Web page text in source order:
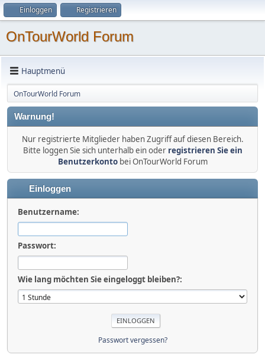
Einloggen Registrieren
OnTourWorld Forum
Hauptmenü
OnTourWorld Forum
Warnung!
Nur registrierte Mitglieder haben Zugriff auf diesen Bereich.
Bitte loggen Sie sich unterhalb ein oder registrieren Sie ein
Benutzerkontobei OnTourWorld Forum
Einloggen
Benutzername:
Passwort:
Wie lang möchten Sie eingeloggt bleiben?:
Passwort vergessen?